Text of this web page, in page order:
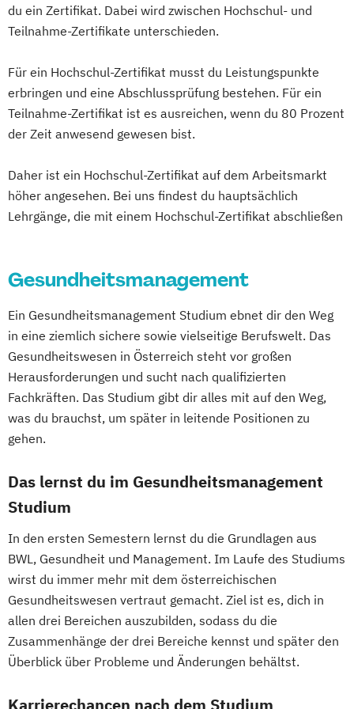
Veranstaltungsökonom (FH)
Vertriebsmanagement
Wirtschaftspsychologie
Geprüfte:r Wirtschaftsfachwirt:in (IHK)
Gesundheitsbetriebswirt:in
Golfbetriebsmanagement Golfsekretär:in
Group Fitness Trainer:in
Grundlagen der Pferdephysiotherapie
Human Ressources in der Hotellerie
IndoorCycling
Konditionstraining für Pferde
Manager:in im Pferdesport
Medizinisches Fitnesstraining
Nachhaltiger Tourismus
Nachhaltigkeit in der Hotellerie
Performance Analyse Fußball
Personal und Business Coach
PersonalTrainer:in Präventionstrainer:in
Social Media und Content im Sport
Spa-Rezeptionist:in
Spielanalyse & Scouting
Sport- und Fitnesskaufmann:frau / Sport-
und Gesundheitstrainer:in
Sport- und Fitnesstraining
Sport- und Gesundheitstourismus
Sport-Mentaltraining Sporternährung
Sportmanagement
Datenbanken kompakt
Digital Business Manager*in
Digital Marketing Manager*in
Digital Transformation
E-Commerce Manager*in
Energie- und Umwelttechnik
Englisch Sprachkurs A1
Englisch Sprachkurs B2
English for Professional Purposes B1
English for Professional Purposes B2
English for Professional Purposes C1
English for Professional Purposes C2
Expert*in Big Data Management
Expert*in für Digitalisierung in der
Dienstleistungsbranche
Veränderungsprozesse
Finance and Accounting Manager*in
Französisch Sprachkurs A1
Französisch Sprachkurs A2
Französisch Sprachkurs B1
Französisch Sprachkurs B2
Französisch Sprachkurs C2
du ein Zertifikat. Dabei wird zwischen Hochschul- und
Teilnahme-Zertifikate unterschieden.
Für ein Hochschul-Zertifikat musst du Leistungspunkte
erbringen und eine Abschlussprüfung bestehen. Für ein
Teilnahme-Zertifikat ist es ausreichen, wenn du 80 Prozent
der Zeit anwesend gewesen bist.
Daher ist ein Hochschul-Zertifikat auf dem Arbeitsmarkt
höher angesehen. Bei uns findest du hauptsächlich
Lehrgänge, die mit einem Hochschul-Zertifikat abschließen
Gesundheitsmanagement
Ein Gesundheitsmanagement Studium ebnet dir den Weg
in eine ziemlich sichere sowie vielseitige Berufswelt. Das
Gesundheitswesen in Österreich steht vor großen
Herausforderungen und sucht nach qualifizierten
Fachkräften. Das Studium gibt dir alles mit auf den Weg,
was du brauchst, um später in leitende Positionen zu
gehen.
Das lernst du im Gesundheitsmanagement
Studium
In den ersten Semestern lernst du die Grundlagen aus
BWL, Gesundheit und Management. Im Laufe des Studiums
wirst du immer mehr mit dem österreichischen
Gesundheitswesen vertraut gemacht. Ziel ist es, dich in
allen drei Bereichen auszubilden, sodass du die
Zusammenhänge der drei Bereiche kennst und später den
Überblick über Probleme und Änderungen behältst.
Karrierechancen nach dem Studium